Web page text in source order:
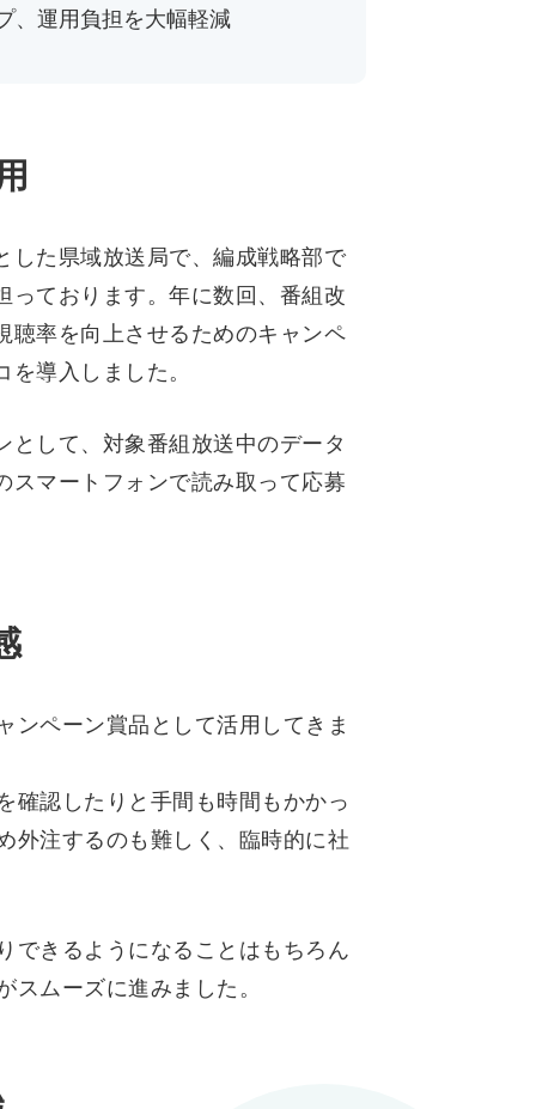
、運用負担を大幅軽減
した県域放送局で、編成戦略部で
っております。年に数回、番組改
聴率を向上させるためのキャンペ
導入しました。
して、対象番組放送中のデータ
スマートフォンで読み取って応募
ンペーン賞品として活用してきま
確認したりと手間も時間もかかっ
外注するのも難しく、臨時的に社
できるようになることはもちろん
ムーズに進みました。